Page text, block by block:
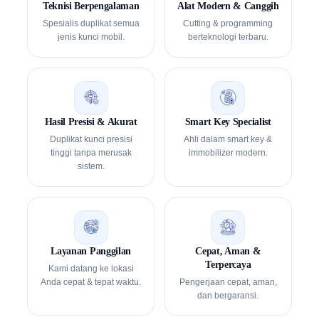
Teknisi Berpengalaman
Spesialis duplikat semua
jenis kunci mobil.
Alat Modern & Canggih
Cutting & programming
berteknologi terbaru.
Hasil Presisi & Akurat
Duplikat kunci presisi
tinggi tanpa merusak
sistem.
Smart Key Specialist
Ahli dalam smart key &
immobilizer modern.
Layanan Panggilan
Kami datang ke lokasi
Anda cepat & tepat waktu.
Cepat, Aman &
Terpercaya
Pengerjaan cepat, aman,
dan bergaransi.